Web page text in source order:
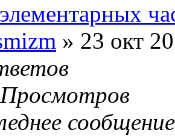
» 23 окт
Просмотров